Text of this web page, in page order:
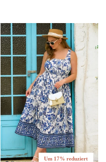
Um 17% reduziert